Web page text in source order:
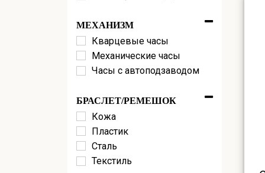
МЕХАНИЗМ
Кварцевые часы
Механические часы
Часы с автоподзаводом
БРАСЛЕТ/РЕМЕШОК
Кожа
Пластик
Сталь
Текстиль